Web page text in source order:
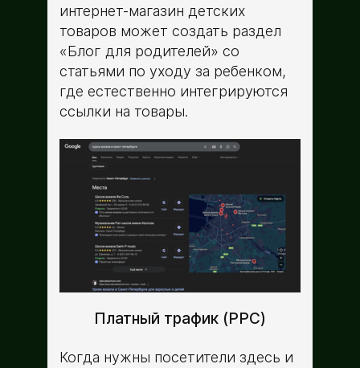
интернет-магазин детских
товаров может создать раздел
«Блог для родителей» со
статьями по уходу за ребенком,
где естественно интегрируются
ссылки на товары.
Платный трафик (PPC)
Когда нужны посетители здесь и